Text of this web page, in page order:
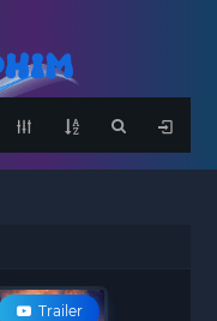
Trailer